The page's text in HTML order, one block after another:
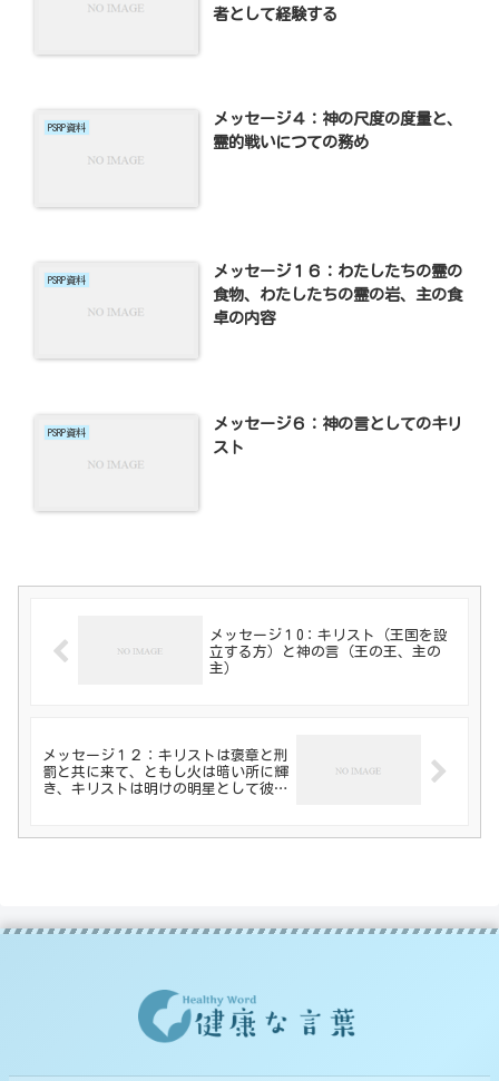
者として経験する
PSRP資料
メッセージ４：神の尺度の度量と、
霊的戦いにつての務め
PSRP資料
メッセージ１６：わたしたちの霊の
食物、わたしたちの霊の岩、主の食
卓の内容
PSRP資料
メッセージ６：神の言としてのキリ
スト
メッセージ１0：キリスト（王国を設
立する方）と神の言（王の王、主の
主）
メッセージ１２：キリストは褒章と刑
罰と共に来て、ともし火は暗い所に輝
き、キリストは明けの明星として彼の